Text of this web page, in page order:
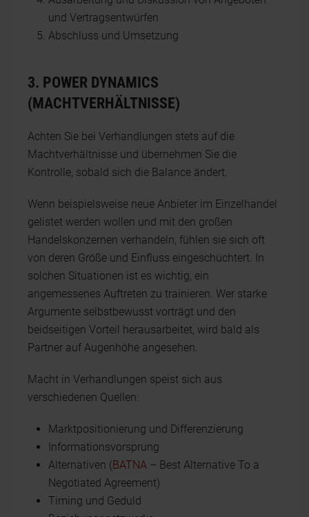
und Vertragsentwürfen
Abschluss und Umsetzung
3. POWER DYNAMICS
(MACHTVERHÄLTNISSE)
Achten Sie bei Verhandlungen stets auf die
Machtverhältnisse und übernehmen Sie die
Kontrolle, sobald sich die Balance ändert.
Wenn beispielsweise neue Anbieter im Einzelhandel
gelistet werden wollen und mit den großen
Handelskonzernen verhandeln, fühlen sie sich oft
von deren Größe und Einfluss eingeschüchtert. In
solchen Situationen ist es wichtig, ein
angemessenes Auftreten zu trainieren. Wer starke
Argumente selbstbewusst vorträgt und den
beidseitigen Vorteil herausarbeitet, wird bald als
Partner auf Augenhöhe angesehen.
Macht in Verhandlungen speist sich aus
verschiedenen Quellen:
Marktpositionierung und Differenzierung
Informationsvorsprung
Alternativen (BATNA – Best Alternative To a
Negotiated Agreement)
Timing und Geduld